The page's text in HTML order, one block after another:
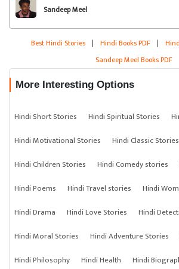
Sandeep Meel
Best Hindi Stories | Hindi Books PDF |
Sandeep Meel Books PDF
More Interesting Options
Hindi Short Stories Hindi Spiritual Stories
Hindi Motivational Stories
Hindi Classic Stories
Hindi Children Stories
Hindi Comedy stories
Hindi Poems
Hindi Travel stories
Hindi
Hindi Drama
Hindi Love Stories
Hindi
Hindi Moral Stories
Hindi Adventure Stories
Hindi Philosophy
Hindi Health Hindi